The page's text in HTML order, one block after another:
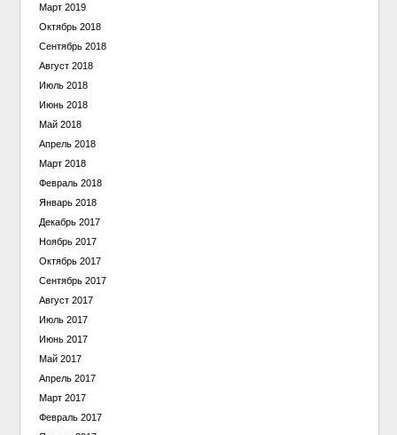
Март 2019
Октябрь 2018
Сентябрь 2018
Август 2018
Июль 2018
Июнь 2018
Май 2018
Апрель 2018
Март 2018
Февраль 2018
Январь 2018
Декабрь 2017
Ноябрь 2017
Октябрь 2017
Сентябрь 2017
Август 2017
Июль 2017
Июнь 2017
Май 2017
Апрель 2017
Март 2017
Февраль 2017